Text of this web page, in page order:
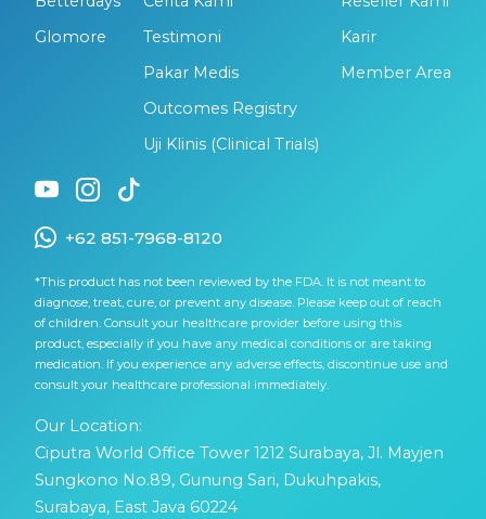
Glomore
Testimoni
Pakar Medis
Outcomes Registry
Uji Klinis (Clinical Trials)
Karir
Member Area
+62 851-7968-8120
*This product has not been reviewed by the FDA. It is not meant to
diagnose, treat, cure, or prevent any disease. Please keep out of reach
of children. Consult your healthcare provider before using this
product, especially if you have any medical conditions or are taking
medication. If you experience any adverse effects, discontinue use and
consult your healthcare professional immediately.
Our Location:
Ciputra World Office Tower 1212 Surabaya, Jl. Mayjen
Sungkono No.89, Gunung Sari, Dukuhpakis,
Surabaya, East Java 60224